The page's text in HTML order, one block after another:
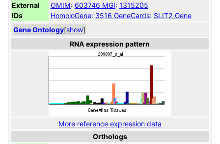
External
IDs
OMIM: 603746 MGI: 1315205
HomoloGene: 3516 GeneCards: SLIT2 Gene
[show]
Gene Ontology
RNA expression pattern
More reference expression data
Orthologs